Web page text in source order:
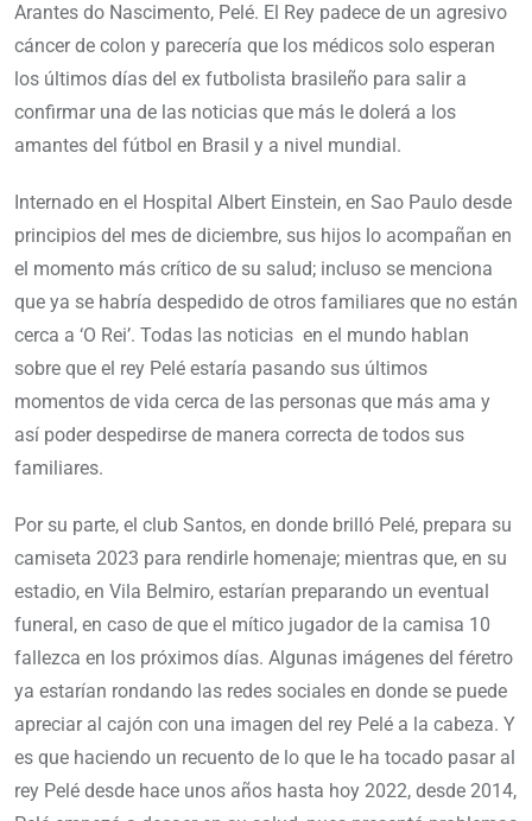
Arantes do Nascimento, Pelé. El Rey padece de un agresivo
cáncer de colon y parecería que los médicos solo esperan
los últimos días del ex futbolista brasileño para salir a
confirmar una de las noticias que más le dolerá a los
amantes del fútbol en Brasil y a nivel mundial.
Internado en el Hospital Albert Einstein, en Sao Paulo desde
principios del mes de diciembre, sus hijos lo acompañan en
el momento más crítico de su salud; incluso se menciona
que ya se habría despedido de otros familiares que no están
cerca a ‘O Rei’. Todas las noticias en el mundo hablan
sobre que el rey Pelé estaría pasando sus últimos
momentos de vida cerca de las personas que más ama y
así poder despedirse de manera correcta de todos sus
familiares.
Por su parte, el club Santos, en donde brilló Pelé, prepara su
camiseta 2023 para rendirle homenaje; mientras que, en su
estadio, en Vila Belmiro, estarían preparando un eventual
funeral, en caso de que el mítico jugador de la camisa 10
fallezca en los próximos días. Algunas imágenes del féretro
ya estarían rondando las redes sociales en donde se puede
apreciar al cajón con una imagen del rey Pelé a la cabeza. Y
es que haciendo un recuento de lo que le ha tocado pasar al
rey Pelé desde hace unos años hasta hoy 2022, desde 2014,